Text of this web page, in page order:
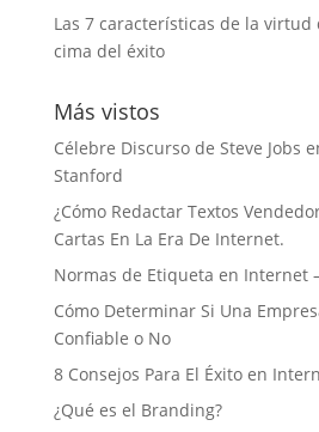
Las 7 características de la virtud
cima del éxito
Más vistos
Célebre Discurso de Steve Jobs
Stanford
¿Cómo Redactar Textos
Cartas En La Era De Internet.
Normas de Etiqueta en Internet
Cómo Determinar Si Una
Confiable o No
8 Consejos Para El Éxito en
¿Qué es el Branding?